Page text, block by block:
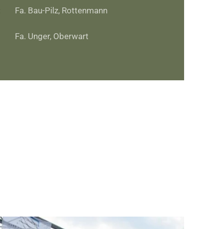
Fa. Bau-Pilz, Rottenmann
Fa. Unger, Oberwart